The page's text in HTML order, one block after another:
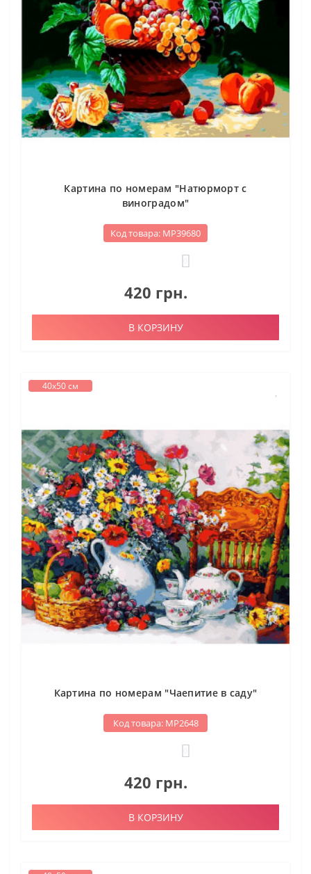
Картина по номерам "Натюрморт с
виноградом"
Код товара: МР39680
420 грн.
В КОРЗИНУ
40х50 см
Картина по номерам "Чаепитие в саду"
Код товара: МР2648
420 грн.
В КОРЗИНУ